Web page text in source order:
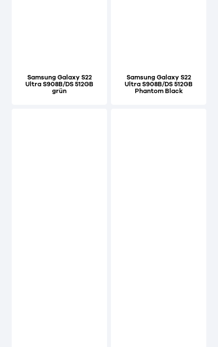
Samsung Galaxy S22
Ultra S908B/DS 512GB
grün
Samsung Galaxy S22
Ultra S908B/DS 512GB
Phantom Black